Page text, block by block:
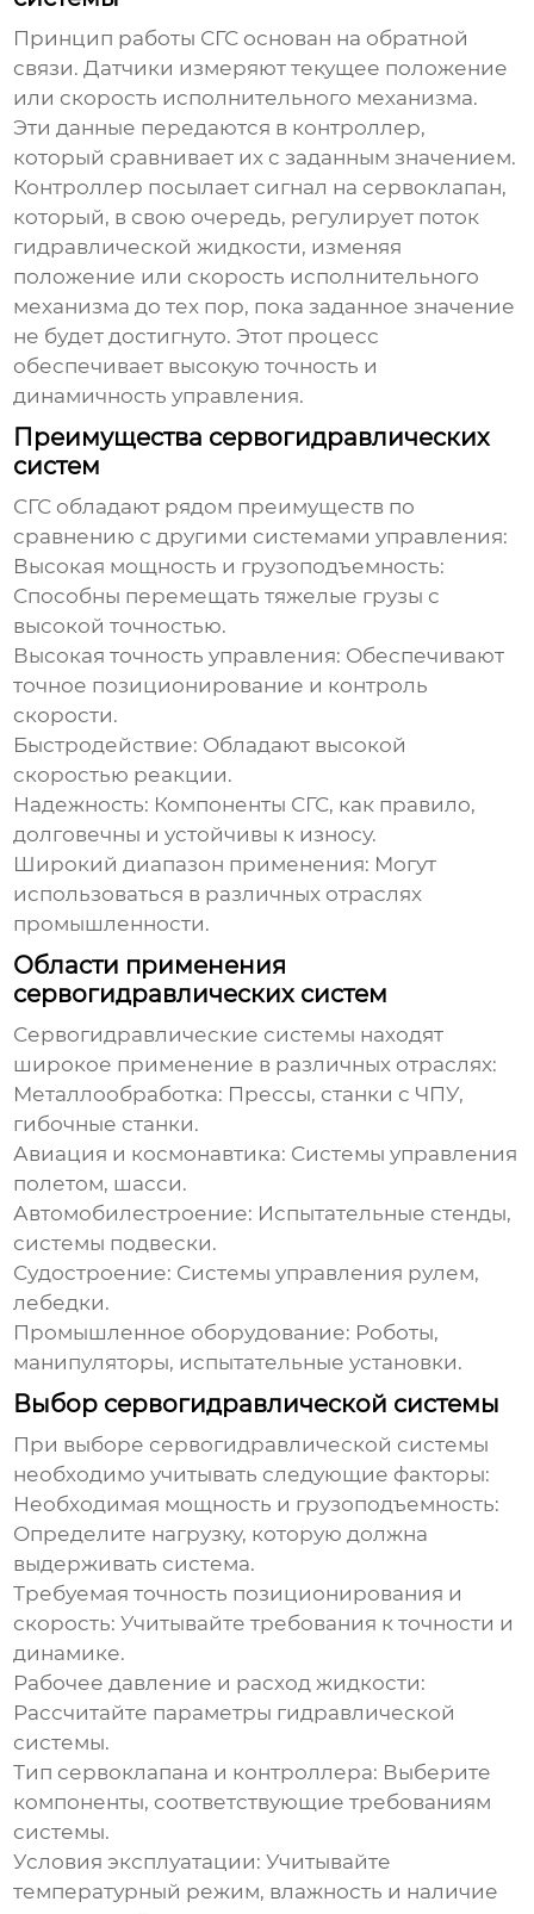
Принцип работы СГС основан на обратной
связи. Датчики измеряют текущее положение
или скорость исполнительного механизма.
Эти данные передаются в контроллер,
который сравнивает их с заданным значением.
Контроллер посылает сигнал на сервоклапан,
который, в свою очередь, регулирует поток
гидравлической жидкости, изменяя
положение или скорость исполнительного
механизма до тех пор, пока заданное значение
не будет достигнуто. Этот процесс
обеспечивает высокую точность и
динамичность управления.
Преимущества сервогидравлических
систем
СГС обладают рядом преимуществ по
сравнению с другими системами управления:
Высокая мощность и грузоподъемность:
Способны перемещать тяжелые грузы с
высокой точностью.
Высокая точность управления: Обеспечивают
точное позиционирование и контроль
скорости.
Быстродействие: Обладают высокой
скоростью реакции.
Надежность: Компоненты СГС, как правило,
долговечны и устойчивы к износу.
Широкий диапазон применения: Могут
использоваться в различных отраслях
промышленности.
Области применения
сервогидравлических систем
Сервогидравлические системы находят
широкое применение в различных отраслях:
Металлообработка: Прессы, станки с ЧПУ,
гибочные станки.
Авиация и космонавтика: Системы управления
полетом, шасси.
Автомобилестроение: Испытательные стенды,
системы подвески.
Судостроение: Системы управления рулем,
лебедки.
Промышленное оборудование: Роботы,
манипуляторы, испытательные установки.
Выбор сервогидравлической системы
При выборе сервогидравлической системы
необходимо учитывать следующие факторы:
Необходимая мощность и грузоподъемность:
Определите нагрузку, которую должна
выдерживать система.
Требуемая точность позиционирования и
скорость: Учитывайте требования к точности и
динамике.
Рабочее давление и расход жидкости:
Рассчитайте параметры гидравлической
системы.
Тип сервоклапана и контроллера: Выберите
компоненты, соответствующие требованиям
системы.
Условия эксплуатации: Учитывайте
температурный режим, влажность и наличие